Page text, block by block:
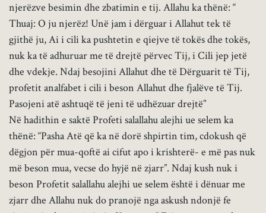
njerëzve besimin dhe zbatimin e tij. Allahu ka thënë: “
Thuaj: O ju njerëz! Unë jam i dërguar i Allahut tek të
gjithë ju, Ai i cili ka pushtetin e qiejve të tokës dhe tokës,
nuk ka të adhuruar me të drejtë përvec Tij, i Cili jep jetë
dhe vdekje. Ndaj besojini Allahut dhe të Dërguarit të Tij,
profetit analfabet i cili i beson Allahut dhe fjalëve të Tij.
Pasojeni atë ashtuqë të jeni të udhëzuar drejtë”
Në hadithin e saktë Profeti salallahu alejhi ue selem ka
thënë: “Pasha Atë që ka në dorë shpirtin tim, cdokush që
dëgjon për mua-qoftë ai cifut apo i krishterë- e më pas nuk
më beson mua, vecse do hyjë në zjarr”. Ndaj kush nuk i
beson Profetit salallahu alejhi ue selem është i dënuar me
zjarr dhe Allahu nuk do pranojë nga askush ndonjë fe